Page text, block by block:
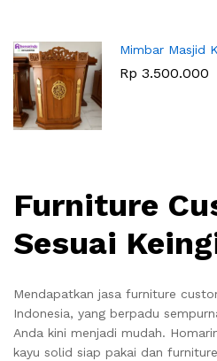
Mimbar Masjid
Rp 3.500.000
Furniture
Sesuai
Mendapatkan jasa furniture
Indonesia, yang berpadu
Anda kini menjadi mudah.
kayu solid siap pakai dan